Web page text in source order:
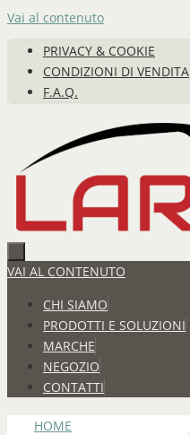
Vai al contenuto
PRIVACY & COOKIE
CONDIZIONI DI VENDITA
F.A.Q.
VAI AL CONTENUTO
CHI SIAMO
PRODOTTI E SOLUZIONI
MARCHE
NEGOZIO
CONTATTI
HOME